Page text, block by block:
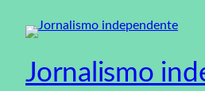
para
conteúdo
Jornalismo